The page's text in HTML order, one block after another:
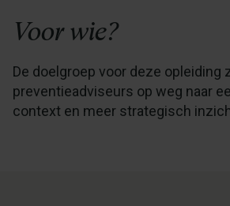
Voor wie?
De doelgroep voor deze opleiding
preventieadviseurs op weg naar
context en meer strategisch